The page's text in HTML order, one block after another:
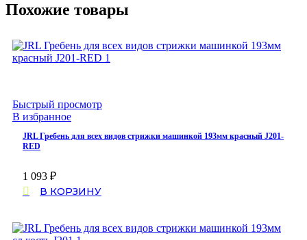
Похожие товары
Быстрый просмотр
В избранное
JRL Гребень для всех видов стрижки машинкой 193мм красный J201-
RED
1 093 ₽
В КОРЗИНУ